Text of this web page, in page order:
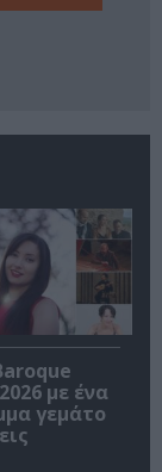
με ένα
γεμάτο